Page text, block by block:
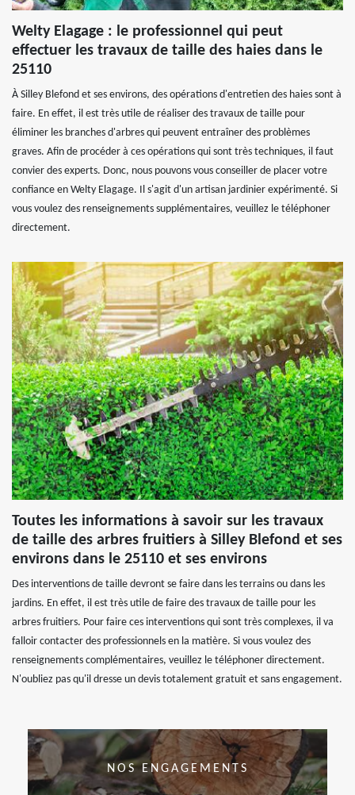
Welty Elagage : le professionnel qui peut
effectuer les travaux de taille des haies dans le
25110
À Silley Blefond et ses environs, des opérations d'entretien des haies sont à
faire. En effet, il est très utile de réaliser des travaux de taille pour
éliminer les branches d'arbres qui peuvent entraîner des problèmes
graves. Afin de procéder à ces opérations qui sont très techniques, il faut
convier des experts. Donc, nous pouvons vous conseiller de placer votre
confiance en Welty Elagage. Il s'agit d'un artisan jardinier expérimenté. Si
vous voulez des renseignements supplémentaires, veuillez le téléphoner
directement.
Toutes les informations à savoir sur les travaux
de taille des arbres fruitiers à Silley Blefond et ses
environs dans le 25110 et ses environs
Des interventions de taille devront se faire dans les terrains ou dans les
jardins. En effet, il est très utile de faire des travaux de taille pour les
arbres fruitiers. Pour faire ces interventions qui sont très complexes, il va
falloir contacter des professionnels en la matière. Si vous voulez des
renseignements complémentaires, veuillez le téléphoner directement.
N'oubliez pas qu'il dresse un devis totalement gratuit et sans engagement.
NOS ENGAGEMENTS